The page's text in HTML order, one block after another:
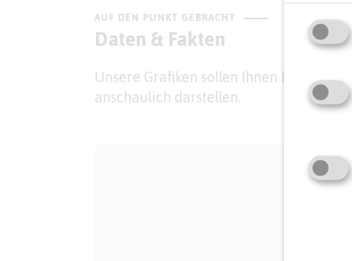
AUF DEN PUNKT GEBRACHT
Daten & Fakten
Unsere Grafiken sollen Ihnen
anschaulich darstellen.